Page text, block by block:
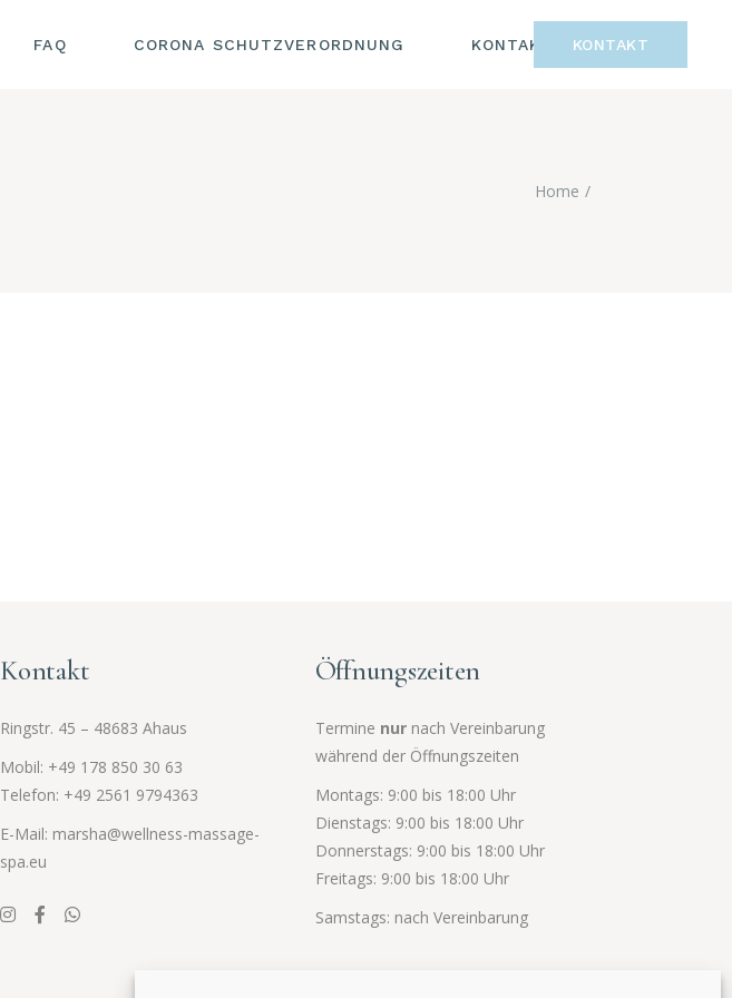
FAQ CORONA SCHUTZVERORDNUNG KONTAKT KONTAKT
Home
Kontakt
Ringstr. 45 – 48683 Ahaus
Mobil: +49 178 850 30 63
Telefon: +49 2561 9794363
E-Mail: marsha@wellness-massage-
spa.eu
Öffnungszeiten
Termine nurnach Vereinbarung
während der Öffnungszeiten
Montags: 9:00 bis 18:00 Uhr
Dienstags: 9:00 bis 18:00 Uhr
Donnerstags: 9:00 bis 18:00 Uhr
Freitags: 9:00 bis 18:00 Uhr
Samstags: nach Vereinbarung